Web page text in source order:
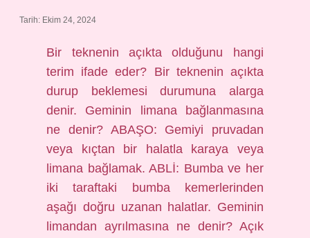
Tarih: Ekim 24, 2024
Bir teknenin açıkta olduğunu hangi
terim ifade eder? Bir teknenin açıkta
durup beklemesi durumuna alarga
denir. Geminin limana bağlanmasına
ne denir? ABAŞO: Gemiyi pruvadan
veya kıçtan bir halatla karaya veya
limana bağlamak. ABLİ: Bumba ve her
iki taraftaki bumba kemerlerinden
aşağı doğru uzanan halatlar. Geminin
limandan ayrılmasına ne denir? Açık